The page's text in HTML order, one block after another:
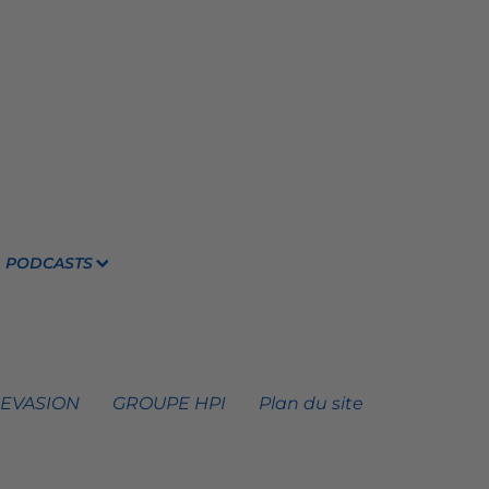
PODCASTS
GROUPE HPI Plan du site